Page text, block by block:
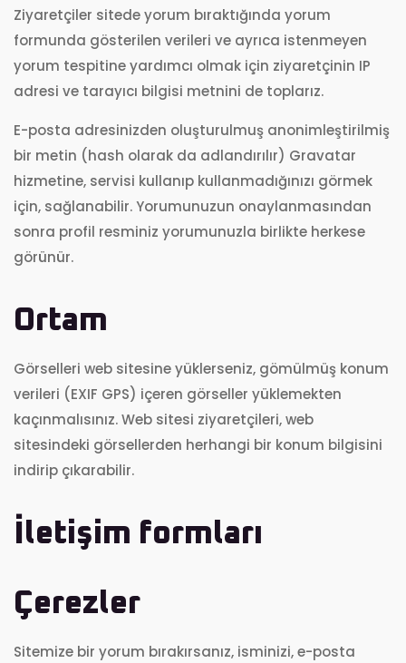
Ziyaretçiler sitede yorum bıraktığında yorum
formunda gösterilen verileri ve ayrıca istenmeyen
yorum tespitine yardımcı olmak için ziyaretçinin IP
adresi ve tarayıcı bilgisi metnini de toplarız.
E-posta adresinizden oluşturulmuş anonimleştirilmiş
bir metin (hash olarak da adlandırılır) Gravatar
hizmetine, servisi kullanıp kullanmadığınızı görmek
için, sağlanabilir. Yorumunuzun onaylanmasından
sonra profil resminiz yorumunuzla birlikte herkese
görünür.
Ortam
Görselleri web sitesine yüklerseniz, gömülmüş konum
verileri (EXIF GPS) içeren görseller yüklemekten
kaçınmalısınız. Web sitesi ziyaretçileri, web
sitesindeki görsellerden herhangi bir konum bilgisini
indirip çıkarabilir.
İletişim formları
Çerezler
Sitemize bir yorum bırakırsanız, isminizi, e-posta